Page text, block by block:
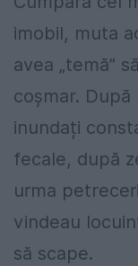
imobil, muta
avea „temă”
coșmar.
inundați
fecale, după
urma
vindeau
să scape.